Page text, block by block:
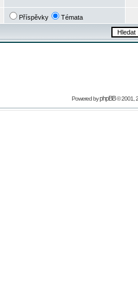
Příspěvky Témata
Powered byphpBB© 2001,